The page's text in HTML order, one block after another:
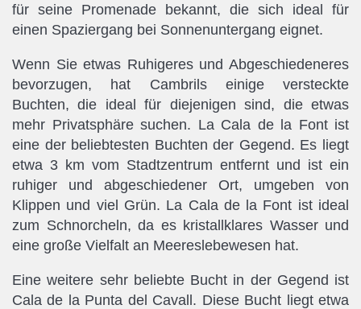
für seine Promenade bekannt, die sich ideal für
einen Spaziergang bei Sonnenuntergang eignet.
Wenn Sie etwas Ruhigeres und Abgeschiedeneres
bevorzugen, hat Cambrils einige versteckte
Buchten, die ideal für diejenigen sind, die etwas
mehr Privatsphäre suchen. La Cala de la Font ist
eine der beliebtesten Buchten der Gegend. Es liegt
etwa 3 km vom Stadtzentrum entfernt und ist ein
ruhiger und abgeschiedener Ort, umgeben von
Klippen und viel Grün. La Cala de la Font ist ideal
zum Schnorcheln, da es kristallklares Wasser und
eine große Vielfalt an Meereslebewesen hat.
Eine weitere sehr beliebte Bucht in der Gegend ist
Cala de la Punta del Cavall. Diese Bucht liegt etwa